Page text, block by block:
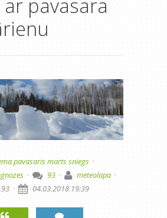
pavasara
pavasaris marts sniegs ·
· 93 · meteolapa ·
· 04.03.2018 19:39